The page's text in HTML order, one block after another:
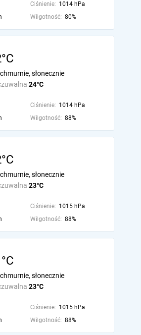
Ciśnienie: 1014 hPa
Wilgotność: 80%
24°C
słonecznie
Ciśnienie: 1014 hPa
Wilgotność: 88%
23°C
słonecznie
Ciśnienie: 1015 hPa
Wilgotność: 88%
23°C
słonecznie
Ciśnienie: 1015 hPa
Wilgotność: 88%